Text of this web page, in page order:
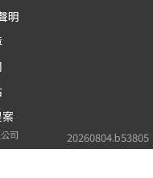
20260804.b53805
明
司